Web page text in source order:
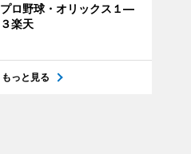
プロ野球・オリックス１―
３楽天
もっと見る